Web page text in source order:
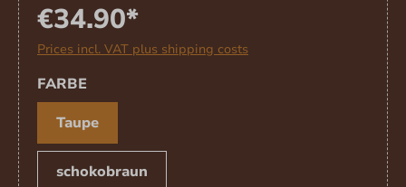
€34.90*
Prices incl. VAT plus shipping costs
SELECT
FARBE
Taupe
schokobraun